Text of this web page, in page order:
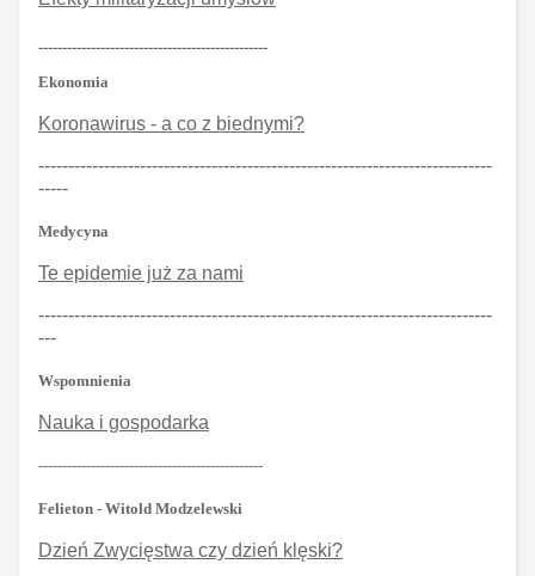
------------------------------------------------
Ekonomia
Koronawirus - a co z biednymi?
----------------------------------------------------------------------------
-----
Medycyna
Te epidemie już za nami
----------------------------------------------------------------------------
---
Wspomnienia
Nauka i gospodarka
-----------------------------------------------
Felieton - Witold Modzelewski
Dzień Zwycięstwa czy dzień klęski?